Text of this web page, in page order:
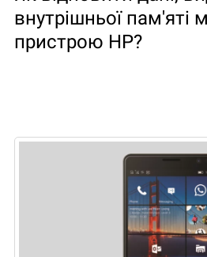
внутрішньої пам'яті
пристрою HP?